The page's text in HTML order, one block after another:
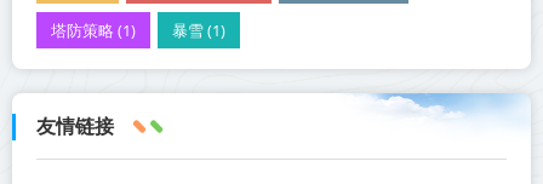
塔防策略 (1) 暴雪 (1)
友情链接